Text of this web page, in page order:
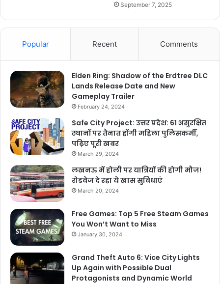
September 7, 2025
Popular Recent Comments
Elden Ring: Shadow of the Erdtree DLC
Lands Release Date and New
Gameplay Trailer
February 24, 2024
Safe City Project: उत्तर प्रदेश: 61 असुरक्षित
स्थानों पर तैनात होंगी महिला पुलिसकर्मी,
पढ़िए पूरी खबर
March 29, 2024
लखनऊ में होली पर यात्रियों की होगी मौज!
रोडवेज दे रहा ये खास सुविधाएं
March 20, 2024
Free Games: Top 5 Free Steam Games
You Won’t Want to Miss
January 30, 2024
Grand Theft Auto 6: Vice City Lights
Up Again with Possible Dual
Protagonists and Dynamic World